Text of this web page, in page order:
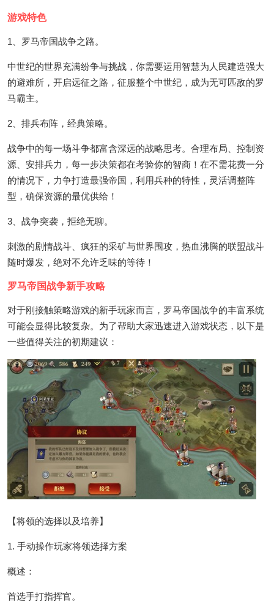
游戏特色
1、罗马帝国战争之路。
中世纪的世界充满纷争与挑战，你需要运用智慧为人民建造强大
的避难所，开启远征之路，征服整个中世纪，成为无可匹敌的罗
马霸主。
2、排兵布阵，经典策略。
战争中的每一场斗争都富含深远的战略思考。合理布局、控制资
源、安排兵力，每一步决策都在考验你的智商！在不需花费一分
的情况下，力争打造最强帝国，利用兵种的特性，灵活调整阵
型，确保资源的最优供给！
3、战争突袭，拒绝无聊。
刺激的剧情战斗、疯狂的采矿与世界围攻，热血沸腾的联盟战斗
随时爆发，绝对不允许乏味的等待！
罗马帝国战争新手攻略
对于刚接触策略游戏的新手玩家而言，罗马帝国战争的丰富系统
可能会显得比较复杂。为了帮助大家迅速进入游戏状态，以下是
一些值得关注的初期建议：
【将领的选择以及培养】
1. 手动操作玩家将领选择方案
概述：
首选手打指挥官。